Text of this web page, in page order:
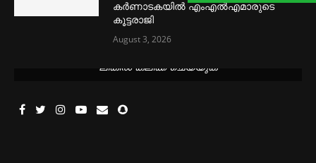
കർണാടകയിൽ എംഎൽഎമാരുടെ
കൂട്ടരാജി
August 3, 2026
ലിങ്കിൽ ക്ലിക്ക് ചെയ്യുക